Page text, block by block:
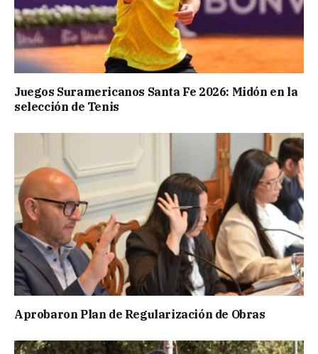
Juegos Suramericanos Santa Fe 2026: Midón en la
selección de Tenis
Aprobaron Plan de Regularización de Obras